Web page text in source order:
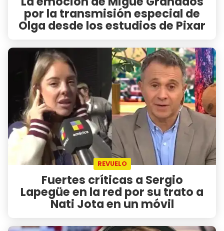
por la transmisión especial de
Olga desde los estudios de Pixar
REVUELO
Fuertes críticas a Sergio
Lapegüe en la red por su trato a
Nati Jota en un móvil